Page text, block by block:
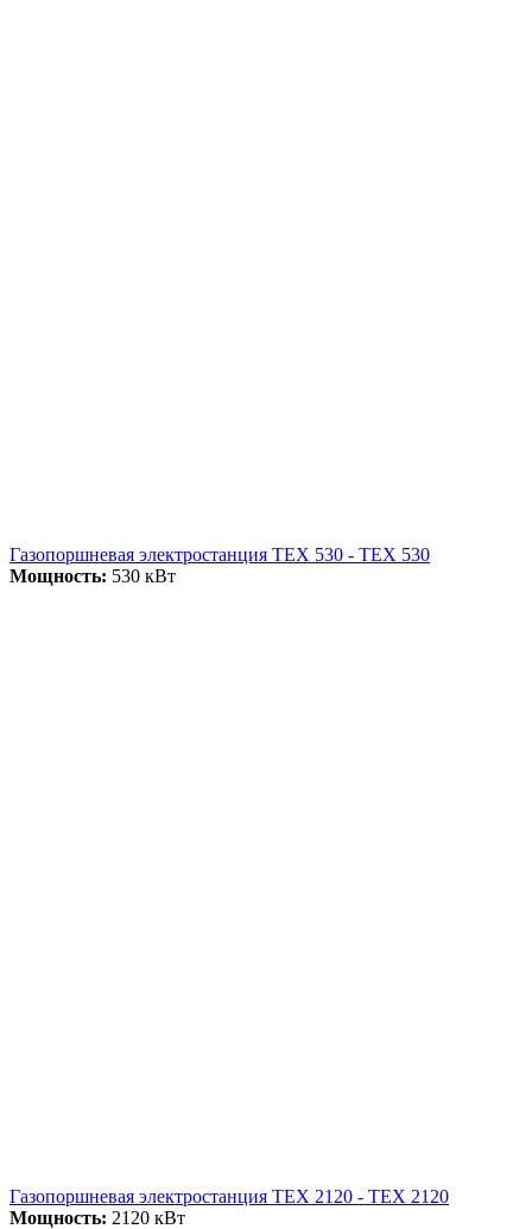
Газопоршневая электростанция ТЕХ 530 - ТЕХ 530
Мощность: 530 кВт
Газопоршневая электростанция ТЕХ 2120 - ТЕХ 2120
Мощность: 2120 кВт